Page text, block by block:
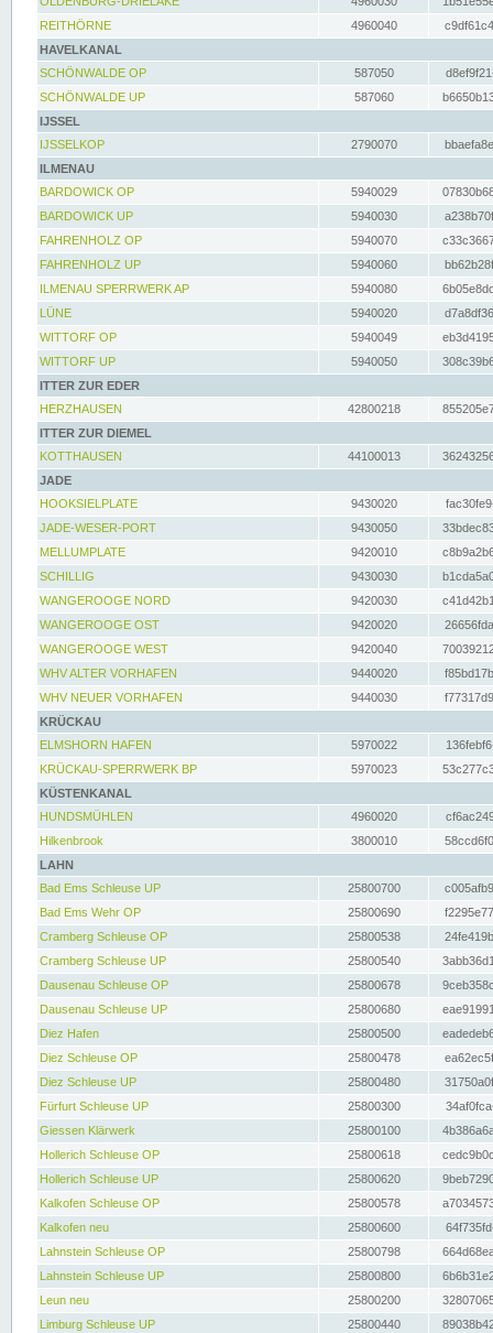
REITHÖRNE
4960040
HAVELKANAL
SCHÖNWALDE OP
587050
SCHÖNWALDE UP
587060
IJSSEL
IJSSELKOP
2790070
ILMENAU
BARDOWICK OP
5940029
BARDOWICK UP
5940030
FAHRENHOLZ OP
5940070
FAHRENHOLZ UP
5940060
ILMENAU SPERRWERK AP
5940080
LÜNE
5940020
WITTORF OP
5940049
WITTORF UP
5940050
ITTER ZUR EDER
HERZHAUSEN
42800218
ITTER ZUR DIEMEL
KOTTHAUSEN
44100013
JADE
HOOKSIELPLATE
9430020
JADE-WESER-PORT
9430050
MELLUMPLATE
9420010
SCHILLIG
9430030
WANGEROOGE NORD
9420030
WANGEROOGE OST
9420020
WANGEROOGE WEST
9420040
WHV ALTER VORHAFEN
9440020
WHV NEUER VORHAFEN
9440030
KRÜCKAU
ELMSHORN HAFEN
5970022
KRÜCKAU-SPERRWERK BP
5970023
KÜSTENKANAL
HUNDSMÜHLEN
4960020
Hilkenbrook
3800010
LAHN
Bad Ems Schleuse UP
25800700
Bad Ems Wehr OP
25800690
Cramberg Schleuse OP
25800538
Cramberg Schleuse UP
25800540
Dausenau Schleuse OP
25800678
Dausenau Schleuse UP
25800680
Diez Hafen
25800500
Diez Schleuse OP
25800478
Diez Schleuse UP
25800480
Fürfurt Schleuse UP
25800300
Giessen Klärwerk
25800100
Hollerich Schleuse OP
25800618
Hollerich Schleuse UP
25800620
Kalkofen Schleuse OP
25800578
Kalkofen neu
25800600
Lahnstein Schleuse OP
25800798
Lahnstein Schleuse UP
25800800
Leun neu
25800200
Limburg Schleuse UP
25800440